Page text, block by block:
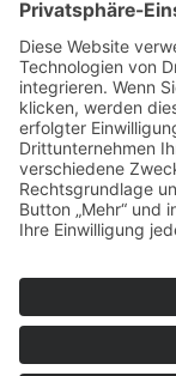
Sauerland-Tourismus
T: +49